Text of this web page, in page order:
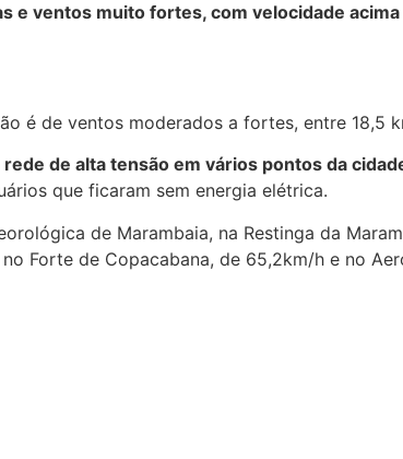
e ventos muito fortes, com velocidade
é de ventos moderados a fortes, entre 18,5
de alta tensão em vários pontos da
que ficaram sem energia elétrica.
de Marambaia, na Restinga da
Forte de Copacabana, de 65,2km/h e no